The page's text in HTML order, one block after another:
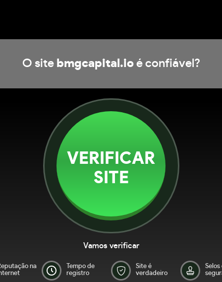
O site bmgcapital.ioé confiável?
VERIFICAR
SITE
Vamos verificar
na
Tempo de
registro
Site é
verdadeiro
Selos